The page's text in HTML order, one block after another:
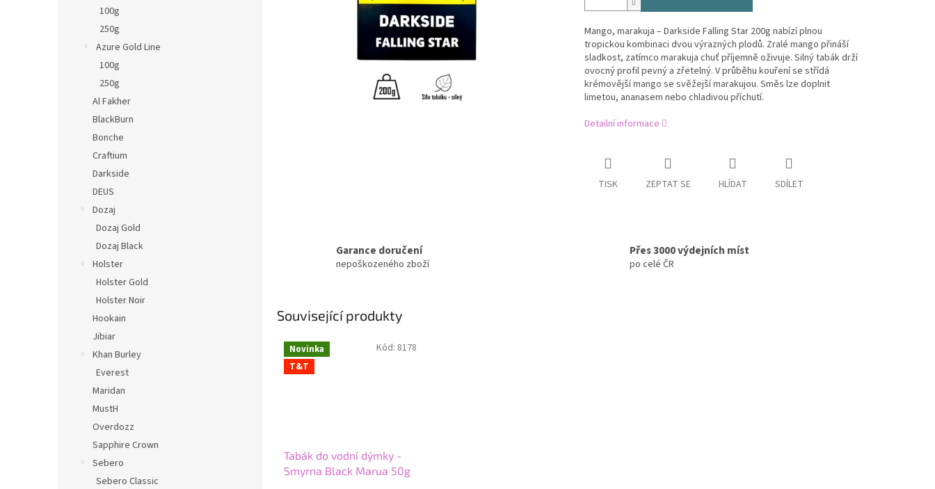
100g
250g
Azure Gold Line
100g
250g
Al Fakher
BlackBurn
Bonche
Craftium
Darkside
DEUS
Dozaj
Dozaj Gold
Dozaj Black
Holster
Holster Gold
Holster Noir
Hookain
Jibiar
Khan Burley
Everest
Maridan
MustH
Overdozz
Sapphire Crown
Sebero
Sebero Classic
Mango, marakuja – Darkside Falling Star 200g nabízí plnou
tropickou kombinaci dvou výrazných plodů. Zralé mango přináší
sladkost, zatímco marakuja chuť příjemně oživuje. Silný tabák drží
ovocný profil pevný a zřetelný. V průběhu kouření se střídá
krémovější mango se svěžejší marakujou. Směs lze doplnit
limetou, ananasem nebo chladivou příchutí.
Detailní informace
TISK ZEPTAT SE HLÍDAT SDÍLET
Garance doručení
nepoškozeného zboží
Přes 3000 výdejních míst
po celé ČR
Související produkty
Novinka
T&T
Tabák do vodní dýmky -
Smyrna Black Marua 50g
Kód: 8178